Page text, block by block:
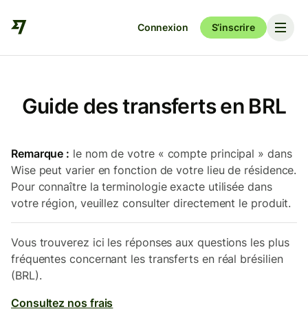
Connexion S’inscrire
Guide des transferts en BRL
Remarque : le nom de votre « compte principal » dans
Wise peut varier en fonction de votre lieu de résidence.
Pour connaître la terminologie exacte utilisée dans
votre région, veuillez consulter directement le produit.
Vous trouverez ici les réponses aux questions les plus
fréquentes concernant les transferts en réal brésilien
(BRL).
Consultez nos frais